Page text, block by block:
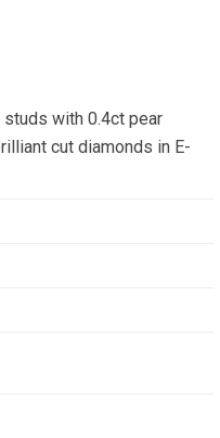
with 0.4ct pear
cut diamonds in E-